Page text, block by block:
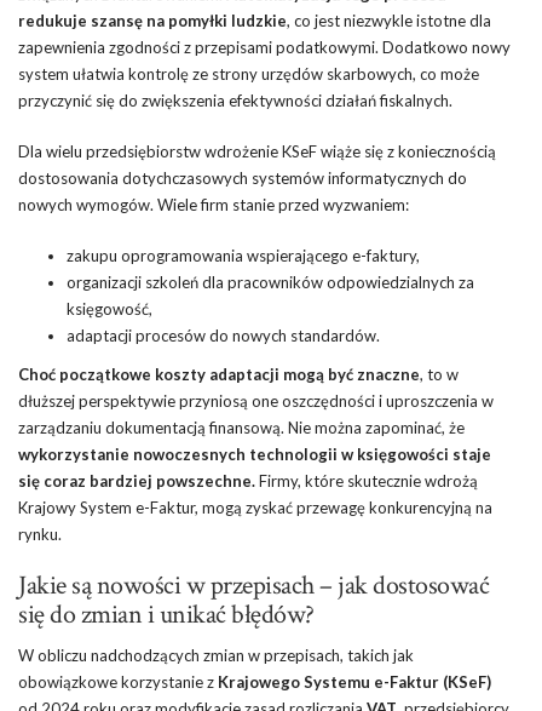
redukuje szansę na pomyłki ludzkie, co jest niezwykle istotne dla
zapewnienia zgodności z przepisami podatkowymi. Dodatkowo nowy
system ułatwia kontrolę ze strony urzędów skarbowych, co może
przyczynić się do zwiększenia efektywności działań fiskalnych.
Dla wielu przedsiębiorstw wdrożenie KSeF wiąże się z koniecznością
dostosowania dotychczasowych systemów informatycznych do
nowych wymogów. Wiele firm stanie przed wyzwaniem:
zakupu oprogramowania wspierającego e-faktury,
organizacji szkoleń dla pracowników odpowiedzialnych za
księgowość,
adaptacji procesów do nowych standardów.
Choć początkowe koszty adaptacji mogą być znaczne, to w
dłuższej perspektywie przyniosą one oszczędności i uproszczenia w
zarządzaniu dokumentacją finansową. Nie można zapominać, że
wykorzystanie nowoczesnych technologii w księgowości staje
się coraz bardziej powszechne.Firmy, które skutecznie wdrożą
Krajowy System e-Faktur, mogą zyskać przewagę konkurencyjną na
rynku.
Jakie są nowości w przepisach – jak dostosować
się do zmian i unikać błędów?
W obliczu nadchodzących zmian w przepisach, takich jak
obowiązkowe korzystanie z Krajowego Systemu e-Faktur (KSeF)